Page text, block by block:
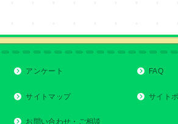
アンケート FAQ
サイトマップ サイト
お問い合わせ・ご相談